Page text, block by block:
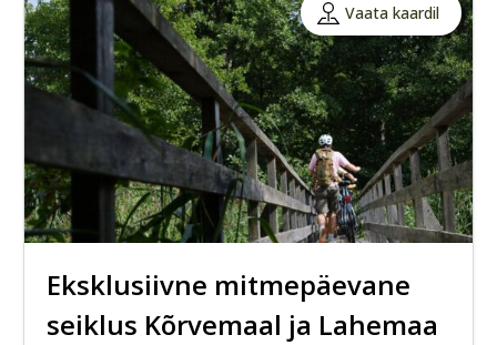
Vaata kaardil
Eksklusiivne mitmepäevane
seiklus Kõrvemaal ja Lahemaa